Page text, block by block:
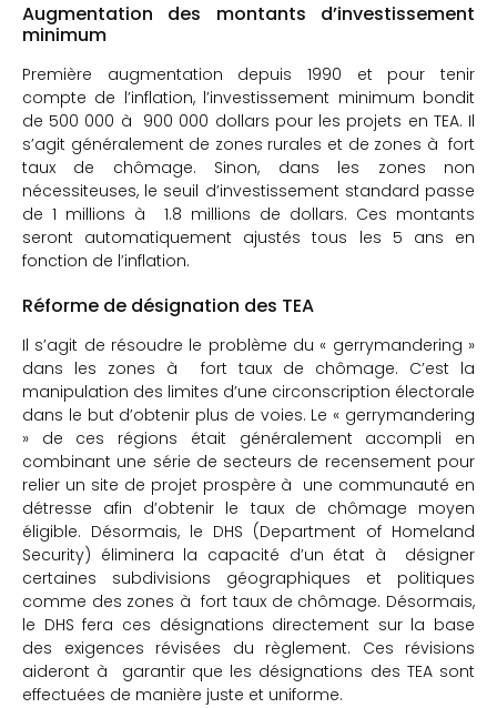
Augmentation des montants d’investissement
minimum
Première augmentation depuis 1990 et pour tenir
compte de l’inflation, l’investissement minimum bondit
de 500 000 à 900 000 dollars pour les projets en TEA. Il
s’agit généralement de zones rurales et de zones à fort
taux de chômage. Sinon, dans les zones non
nécessiteuses, le seuil d’investissement standard passe
de 1 millions à 1.8 millions de dollars. Ces montants
seront automatiquement ajustés tous les 5 ans en
fonction de l’inflation.
Réforme de désignation des TEA
Il s’agit de résoudre le problème du « gerrymandering »
dans les zones à fort taux de chômage. C’est la
manipulation des limites d’une circonscription électorale
dans le but d’obtenir plus de voies. Le « gerrymandering
» de ces régions était généralement accompli en
combinant une série de secteurs de recensement pour
relier un site de projet prospère à une communauté en
détresse afin d’obtenir le taux de chômage moyen
éligible. Désormais, le DHS (Department of Homeland
Security) éliminera la capacité d’un état à désigner
certaines subdivisions géographiques et politiques
comme des zones à fort taux de chômage. Désormais,
le DHS fera ces désignations directement sur la base
des exigences révisées du règlement. Ces révisions
aideront à garantir que les désignations des TEA sont
effectuées de manière juste et uniforme.